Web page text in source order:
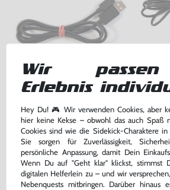
USB auf Micro USB Adapter
gebraucht
-57% bisher 6,99 €
jetzt nur2,99 €
Warenkorb
USB
-60%
jetzt
Wir
Erlebnis
Hey Du! 🎮 Wir verwenden Cookies, aber
hier keine Kekse – obwohl das auch Spaß
Cookies sind wie die Sidekick-Charaktere in
Sie sorgen für Zuverlässigkeit,
persönliche Anpassung, damit Dein
Wenn Du auf "Geht klar" klickst, stimmst
digitalen Helferlein zu – und wir
Nebenquests mitbringen. Darüber hinaus